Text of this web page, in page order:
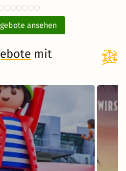
ab59 €
mit Hotel
und Frühstück
ansehen
mit